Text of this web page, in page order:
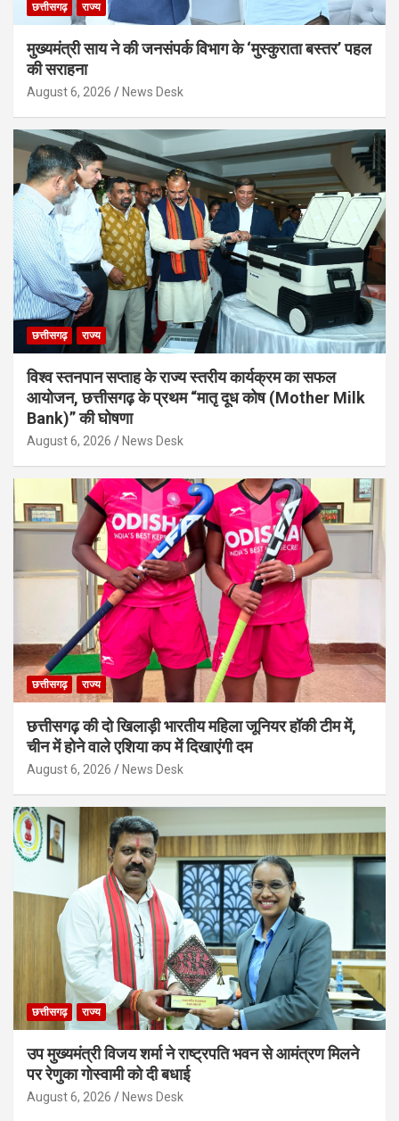
छत्तीसगढ़ राज्य
मुख्यमंत्री साय ने की जनसंपर्क विभाग के ‘मुस्कुराता बस्तर’ पहल
की सराहना
August 6, 2026 News Desk
छत्तीसगढ़ राज्य
विश्व स्तनपान सप्ताह के राज्य स्तरीय कार्यक्रम का सफल
आयोजन, छत्तीसगढ़ के प्रथम “मातृ दूध कोष (Mother Milk
Bank)” की घोषणा
August 6, 2026 News Desk
छत्तीसगढ़ राज्य
छत्तीसगढ़ की दो खिलाड़ी भारतीय महिला जूनियर हॉकी टीम में,
चीन में होने वाले एशिया कप में दिखाएंगी दम
August 6, 2026 News Desk
छत्तीसगढ़ राज्य
उप मुख्यमंत्री विजय शर्मा ने राष्ट्रपति भवन से आमंत्रण मिलने
पर रेणुका गोस्वामी को दी बधाई
August 6, 2026 News Desk